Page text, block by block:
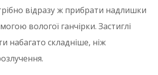
відразу ж прибрати надлишки
вологої ганчірки. Застиглі
набагато складніше, ніж